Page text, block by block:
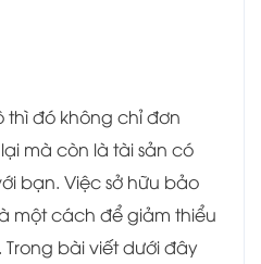
thì đó không chỉ đơn
mà còn là tài sản có
bạn. Việc sở hữu bảo
một cách để giảm thiểu
Trong bài viết dưới đây